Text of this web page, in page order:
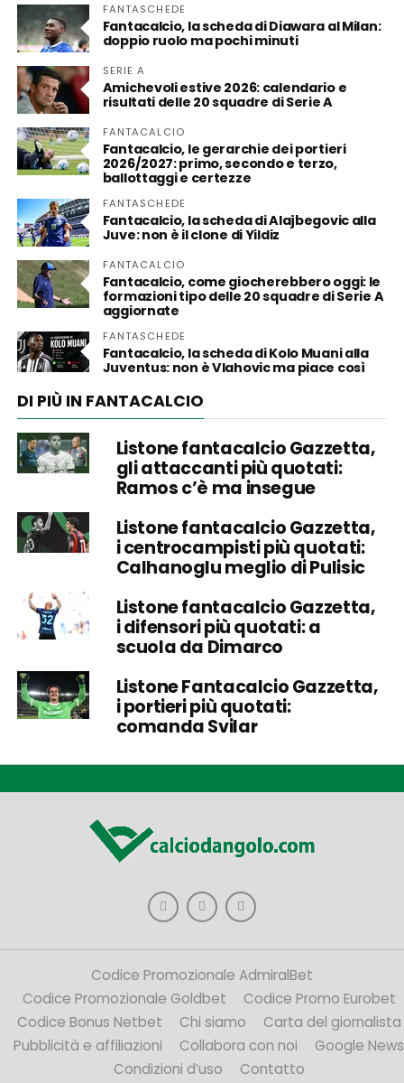
FANTASCHEDE
Fantacalcio, la scheda di Diawara al Milan:
doppio ruolo ma pochi minuti
SERIE A
Amichevoli estive 2026: calendario e
risultati delle 20 squadre di Serie A
FANTACALCIO
Fantacalcio, le gerarchie dei portieri
2026/2027: primo, secondo e terzo,
ballottaggi e certezze
FANTASCHEDE
Fantacalcio, la scheda di Alajbegovic alla
Juve: non è il clone di Yildiz
FANTACALCIO
Fantacalcio, come giocherebbero oggi: le
formazioni tipo delle 20 squadre di Serie A
aggiornate
FANTASCHEDE
Fantacalcio, la scheda di Kolo Muani alla
Juventus: non è Vlahovic ma piace così
DI PIÙ IN FANTACALCIO
Listone fantacalcio Gazzetta,
gli attaccanti più quotati:
Ramos c’è ma insegue
Listone fantacalcio Gazzetta,
i centrocampisti più quotati:
Calhanoglu meglio di Pulisic
Listone fantacalcio Gazzetta,
i difensori più quotati: a
scuola da Dimarco
Listone Fantacalcio Gazzetta,
i portieri più quotati:
comanda Svilar
Codice Promozionale AdmiralBet
Codice Promozionale Goldbet
Codice Promo Eurobet
Codice Bonus Netbet
Chi siamo
Carta del giornalista
Pubblicità e affiliazioni
Collabora con noi
Google News
Condizioni d’uso
Contatto